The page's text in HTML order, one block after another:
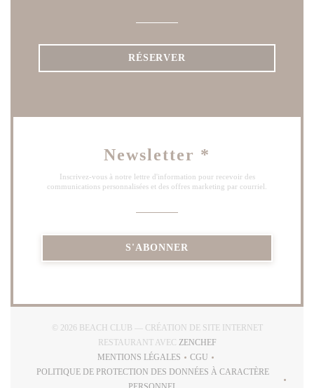
RÉSERVER
Newsletter *
Inscrivez-vous à notre lettre d'information pour recevoir des
communications personnalisées et des offres marketing par courriel.
S'ABONNER
© 2026 BEACH CLUB — CRÉATION DE SITE INTERNET
RESTAURANT AVEC ZENCHEF((OUVRE UNE
MENTIONS LÉGALES
CGU
POLITIQUE DE PROTECTION DES DONNÉES À CARACTÈRE
((OUVRE UNE NOUVELLE FENÊTRE))